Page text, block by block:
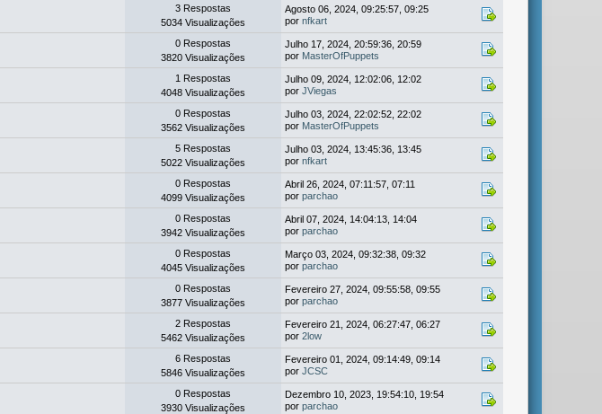
3 Respostas
5034 Visualizações
Agosto 06, 2024, 09:25:57, 09:25
pornfkart
0 Respostas
3820 Visualizações
Julho 17, 2024, 20:59:36, 20:59
por MasterOfPuppets
1 Respostas
4048 Visualizações
Julho 09, 2024, 12:02:06, 12:02
porJViegas
0 Respostas
3562 Visualizações
Julho 03, 2024, 22:02:52, 22:02
por MasterOfPuppets
5 Respostas
5022 Visualizações
Julho 03, 2024, 13:45:36, 13:45
pornfkart
0 Respostas
4099 Visualizações
Abril 26, 2024, 07:11:57, 07:11
porparchao
0 Respostas
3942 Visualizações
Abril 07, 2024, 14:04:13, 14:04
porparchao
0 Respostas
4045 Visualizações
Março 03, 2024, 09:32:38, 09:32
porparchao
0 Respostas
3877 Visualizações
Fevereiro 27, 2024, 09:55:58, 09:55
porparchao
2 Respostas
5462 Visualizações
Fevereiro 21, 2024, 06:27:47, 06:27
por2low
6 Respostas
5846 Visualizações
Fevereiro 01, 2024, 09:14:49, 09:14
porJCSC
0 Respostas
3930 Visualizações
Dezembro 10, 2023, 19:54:10, 19:54
porparchao